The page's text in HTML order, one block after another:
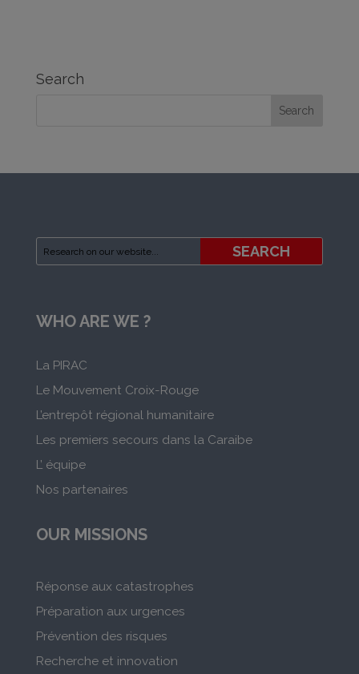
Search
WHO ARE WE ?
La PIRAC
Le Mouvement Croix-Rouge
L’entrepôt régional humanitaire
Les premiers secours dans la Caraibe
L’ équipe
Nos partenaires
OUR MISSIONS
Réponse aux catastrophes
Préparation aux urgences
Prévention des risques
Recherche et innovation